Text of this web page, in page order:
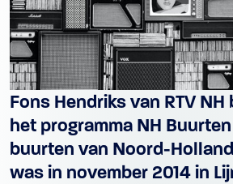
Fons Hendriks van RTV
het programma NH
buurten van Noord-
was in november 2014 in